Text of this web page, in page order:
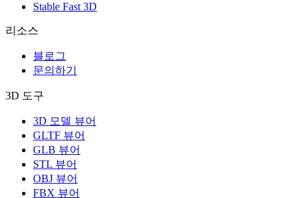
Stable Fast 3D
리소스
블로그
문의하기
3D 도구
3D 모델 뷰어
GLTF 뷰어
GLB 뷰어
STL 뷰어
OBJ 뷰어
FBX 뷰어